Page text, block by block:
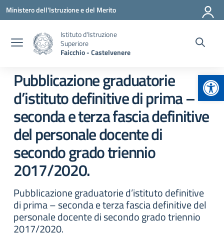
Vai ai contenuti
Vai al menu di navigazione
Vai al footer
Ministero dell'Istruzione e del Merito
Istituto d'Istruzione
Superiore
Faicchio - Castelvenere
Pubblicazione graduatorie
d’istituto definitive di prima –
seconda e terza fascia definitive
del personale docente di
secondo grado triennio
2017/2020.
Pubblicazione graduatorie d’istituto definitive
di prima – seconda e terza fascia definitive del
personale docente di secondo grado triennio
2017/2020.